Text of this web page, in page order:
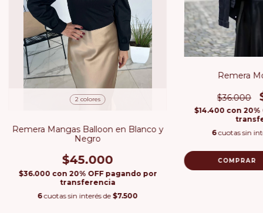
2 colores
Remera Mangas Balloon en Blanco y
Negro
$45.000
$36.000 con 20% OFF pagando por
transferencia
6 cuotas sin interés de $7.500
Remera
$36.000
$14.400 con 20%
6 cuotas sin
COMPRAR